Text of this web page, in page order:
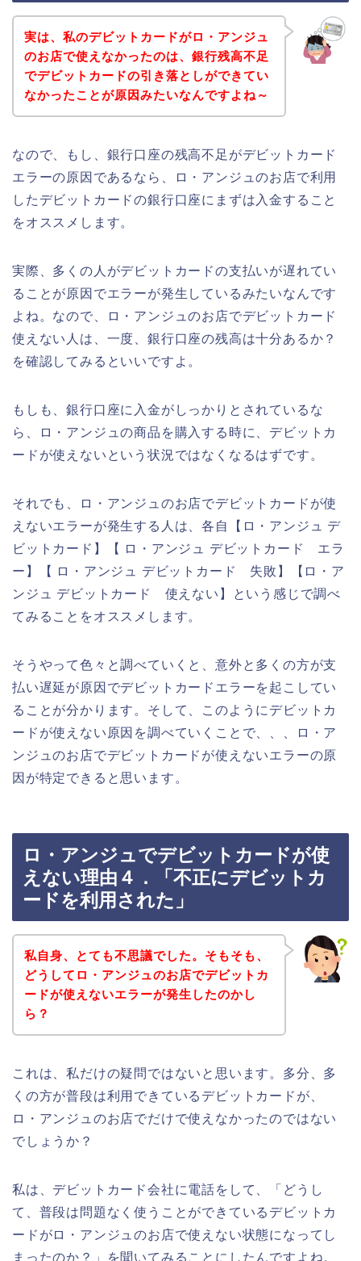
実は、私のデビットカードがロ・アンジュ
のお店で使えなかったのは、銀行残高不足
でデビットカードの引き落としができてい
なかったことが原因みたいなんですよね～
なので、もし、銀行口座の残高不足がデビットカード
エラーの原因であるなら、ロ・アンジュのお店で利用
したデビットカードの銀行口座にまずは入金すること
をオススメします。
実際、多くの人がデビットカードの支払いが遅れてい
ることが原因でエラーが発生しているみたいなんです
よね。なので、ロ・アンジュのお店でデビットカード
使えない人は、一度、銀行口座の残高は十分あるか？
を確認してみるといいですよ。
もしも、銀行口座に入金がしっかりとされているな
ら、ロ・アンジュの商品を購入する時に、デビットカ
ードが使えないという状況ではなくなるはずです。
それでも、ロ・アンジュのお店でデビットカードが使
えないエラーが発生する人は、各自【ロ・アンジュ デ
ビットカード】【 ロ・アンジュ デビットカード エラ
ー】【 ロ・アンジュ デビットカード 失敗】【ロ・ア
ンジュ デビットカード 使えない】という感じで調べ
てみることをオススメします。
そうやって色々と調べていくと、意外と多くの方が支
払い遅延が原因でデビットカードエラーを起こしてい
ることが分かります。そして、このようにデビットカ
ードが使えない原因を調べていくことで、、、ロ・ア
ンジュのお店でデビットカードが使えないエラーの原
因が特定できると思います。
ロ・アンジュでデビットカードが使
えない理由４．「不正にデビットカ
ードを利用された」
私自身、とても不思議でした。そもそも、
どうしてロ・アンジュのお店でデビットカ
ードが使えないエラーが発生したのかし
ら？
これは、私だけの疑問ではないと思います。多分、多
くの方が普段は利用できているデビットカードが、
ロ・アンジュのお店でだけで使えなかったのではない
でしょうか？
私は、デビットカード会社に電話をして、「どうし
て、普段は問題なく使うことができているデビットカ
ードがロ・アンジュのお店で使えない状態になってし
まったのか？」を聞いてみることにしたんですよね。